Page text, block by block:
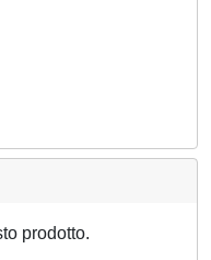
prodotto.